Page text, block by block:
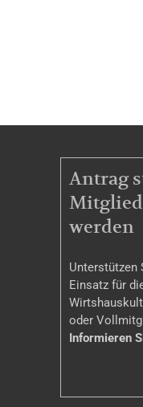
Antrag
Mitglied
werden
Unterstützen
Einsatz für
oder
Informieren